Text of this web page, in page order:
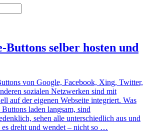
selber hosten und
von Google, Facebook, Xing, Twitter,
sozialen Netzwerken sind mit
auf der eigenen Webseite integriert. Was
laden langsam, sind
sehen alle unterschiedlich aus und
es dreht und wendet – nicht so …